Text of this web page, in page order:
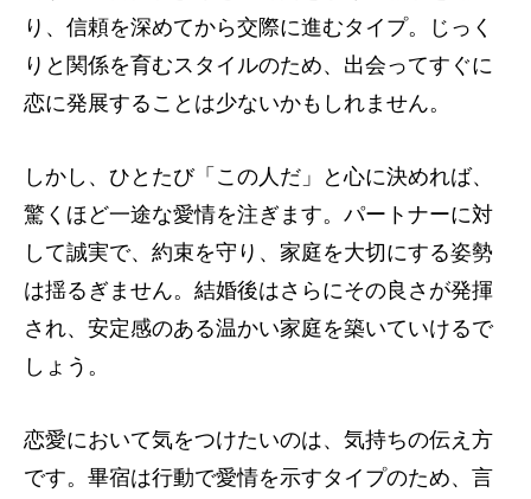
り、信頼を深めてから交際に進むタイプ。じっく
りと関係を育むスタイルのため、出会ってすぐに
恋に発展することは少ないかもしれません。
しかし、ひとたび「この人だ」と心に決めれば、
驚くほど一途な愛情を注ぎます。パートナーに対
して誠実で、約束を守り、家庭を大切にする姿勢
は揺るぎません。結婚後はさらにその良さが発揮
され、安定感のある温かい家庭を築いていけるで
しょう。
恋愛において気をつけたいのは、気持ちの伝え方
です。畢宿は行動で愛情を示すタイプのため、言